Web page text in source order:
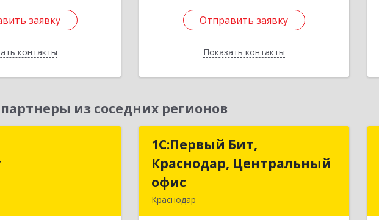
заявку
контакты
заявку
Назад
Отправить заявку
Показать контакты
Отправить заявку
Назад
из соседних регионов
Краснодарский край,
ул, дом №
1С:Первый Бит,
Краснодар, Центральный
офис
Краснодар
1С:Первый Бит,
Краснодар, Центральный